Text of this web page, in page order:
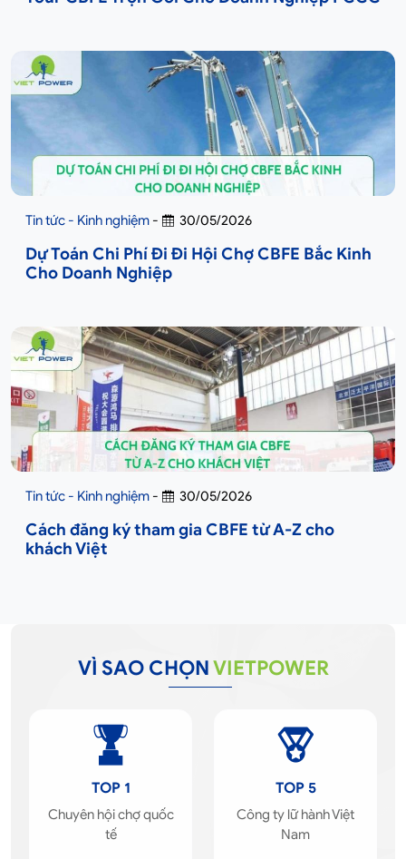
Tin tức - Kinh nghiệm - 30/05/2026
Dự Toán Chi Phí Đi Đi Hội Chợ CBFE Bắc Kinh
Cho Doanh Nghiệp
Tin tức - Kinh nghiệm - 30/05/2026
Cách đăng ký tham gia CBFE từ A-Z cho
khách Việt
VÌ SAO CHỌNVIETPOWER
TOP 1
Chuyên hội chợ quốc
tế
TOP 5
Công ty lữ hành Việt
Nam